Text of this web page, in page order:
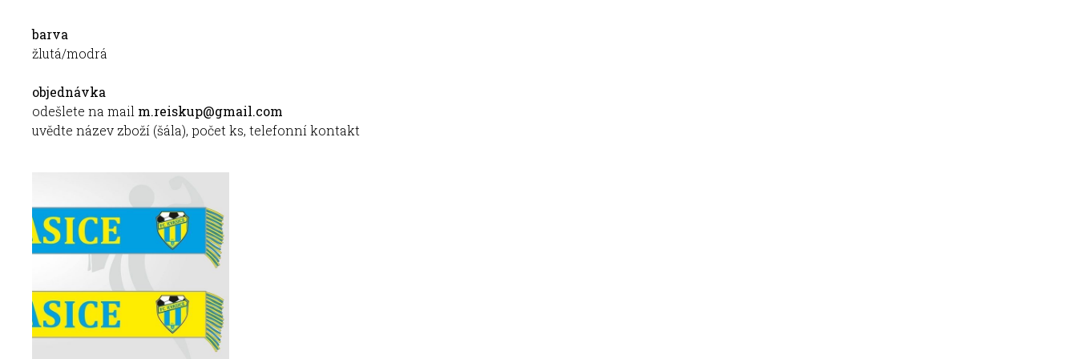
barva
žlutá/modrá
objednávka
odešlete na mail m.reiskup@gmail.com
uvědte název zboží (šála), počet ks, telefonní kontakt